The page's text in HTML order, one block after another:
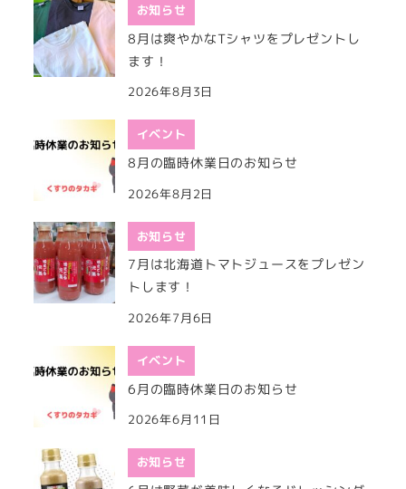
お知らせ
8月は爽やかなTシャツをプレゼントし
ます！
2026年8月3日
イベント
8月の臨時休業日のお知らせ
2026年8月2日
お知らせ
7月は北海道トマトジュースをプレゼン
トします！
2026年7月6日
イベント
6月の臨時休業日のお知らせ
2026年6月11日
お知らせ